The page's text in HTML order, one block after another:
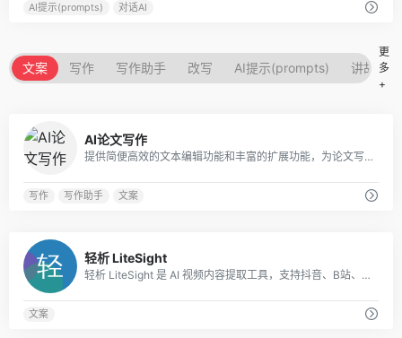
AI提示(prompts) 对话AI
文案 写作 写作助手 改写 AI提示(prompts) 讲故事
更
多
+
AI论文写作
提供简便高效的文本编辑功能和丰富的扩展功能，为论文写作提供全方位的支撑。
写作 写作助手 文案
轻析 LiteSight
轻析 LiteSight 是 AI 视频内容提取工具，支持抖音、B站、快手、小红书、微博链接解析，一键完成短视频文案提取、结构化大纲生成与思维导图导出。
文案